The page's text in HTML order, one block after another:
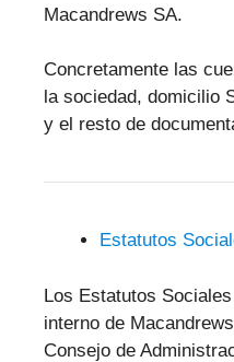
Macandrews SA.
Concretamente las
la sociedad, domicilio
y el resto de
Estatutos
Los Estatutos
interno de
Consejo de